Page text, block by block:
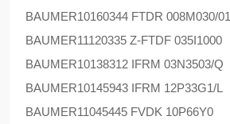
BAUMER10160344 FTDR 008M030/01
BAUMER11120335 Z-FTDF 035I1000
BAUMER10138312 IFRM 03N3503/Q
BAUMER10145943 IFRM 12P33G1/L
BAUMER11045445 FVDK 10P66Y0